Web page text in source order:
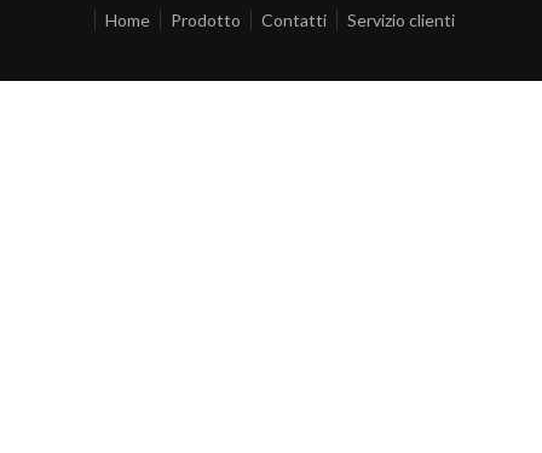
Home
Prodotto Contatti Servizio clienti